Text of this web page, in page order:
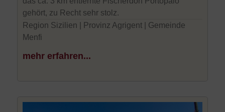
gehört, zu Recht sehr stolz.
Region Sizilien | Provinz Agrigent | Gemeinde
Menfi
mehr erfahren...